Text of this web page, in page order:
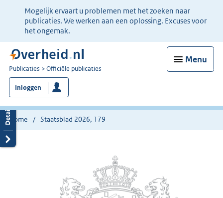
Ter
informatie:
Mogelijk ervaart u problemen met het zoeken naar
publicaties. We werken aan een oplossing. Excuses voor
het ongemak.
Menu
U
bent
nu
hier:
Publicaties Officiële publicaties
Inloggen
Home Staatsblad 2026, 179